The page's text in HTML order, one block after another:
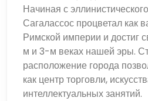
Начиная с
Сагалассос процветал как
Римской империи и достиг
м и 3-м веках нашей эры.
расположение города
как центр торговли,
интеллектуальных занятий.